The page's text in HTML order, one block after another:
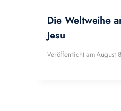
Die Weltweihe
Jesu
Veröffentlicht am August